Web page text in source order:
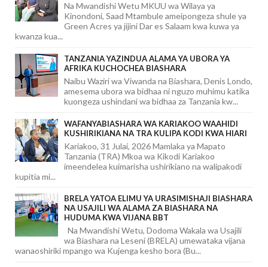
Na Mwandishi Wetu MKUU wa Wilaya ya
Kinondoni, Saad Mtambule ameipongeza shule ya
Green Acres ya jijini Dar es Salaam kwa kuwa ya
kwanza kua...
TANZANIA YAZINDUA ALAMA YA UBORA YA
AFRIKA KUCHOCHEA BIASHARA
Naibu Waziri wa Viwanda na Biashara, Denis Londo,
amesema ubora wa bidhaa ni nguzo muhimu katika
kuongeza ushindani wa bidhaa za Tanzania kw...
WAFANYABIASHARA WA KARIAKOO WAAHIDI
KUSHIRIKIANA NA TRA KULIPA KODI KWA HIARI
Kariakoo, 31 Julai, 2026 Mamlaka ya Mapato
Tanzania (TRA) Mkoa wa Kikodi Kariakoo
imeendelea kuimarisha ushirikiano na walipakodi
kupitia mi...
BRELA YATOA ELIMU YA URASIMISHAJI BIASHARA
NA USAJILI WA ALAMA ZA BIASHARA NA
HUDUMA KWA VIJANA BBT
Na Mwandishi Wetu, Dodoma Wakala wa Usajili
wa Biashara na Leseni (BRELA) umewataka vijana
wanaoshiriki mpango wa Kujenga kesho bora (Bu...